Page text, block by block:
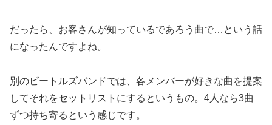
だったら、お客さんが知っているであろう曲で…という話
になったんですよね。
別のビートルズバンドでは、各メンバーが好きな曲を提案
してそれをセットリストにするというもの。4人なら3曲
ずつ持ち寄るという感じです。